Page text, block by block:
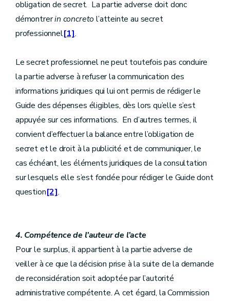
obligation de secret. La partie adverse doit donc
démontrerin concretol’atteinte au secret
professionnel[1].
Le secret professionnel ne peut toutefois pas conduire
la partie adverse à refuser la communication des
informations juridiques qui lui ont permis de rédiger le
Guide des dépenses éligibles, dès lors qu’elle s’est
appuyée sur ces informations. En d’autres termes, il
convient d’effectuer la balance entre l’obligation de
secret et le droit à la publicité et de communiquer, le
cas échéant, les éléments juridiques de la consultation
sur lesquels elle s’est fondée pour rédiger le Guide dont
question[2].
4. Compétence de l’auteur de l’acte
Pour le surplus, il appartient à la partie adverse de
veiller à ce que la décision prise à la suite de la demande
de reconsidération soit adoptée par l’autorité
administrative compétente. A cet égard, la Commission